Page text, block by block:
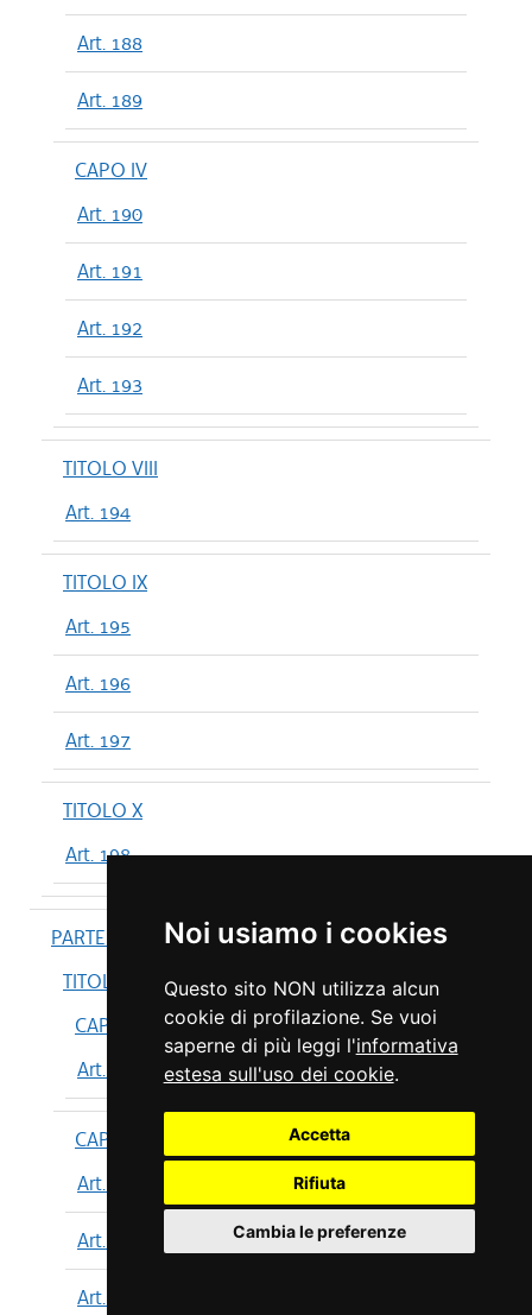
Noi usiamo i cookies
Questo sito NON utilizza alcun
cookie di profilazione. Se vuoi
saperne di più leggi l'informativa
estesa sull'uso dei cookie.
Accetta
Rifiuta
Cambia le preferenze
Art. 188
Art. 189
CAPO IV
Art. 190
Art. 191
Art. 192
Art. 193
TITOLO VIII
Art. 194
TITOLO IX
Art. 195
Art. 196
Art. 197
TITOLO X
Art. 198
PARTE IV
TITOLO I
CAPO I
Art. 199
CAPO II
Art. 200
Art. 201
Art. 202